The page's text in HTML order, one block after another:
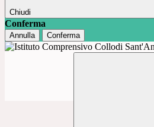
Chiudi
Conferma
Annulla Conferma